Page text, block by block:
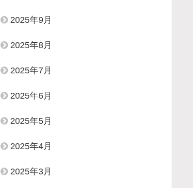
2025年9月
2025年8月
2025年7月
2025年6月
2025年5月
2025年4月
2025年3月